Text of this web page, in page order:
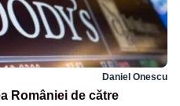
Daniel Onescu
României de către